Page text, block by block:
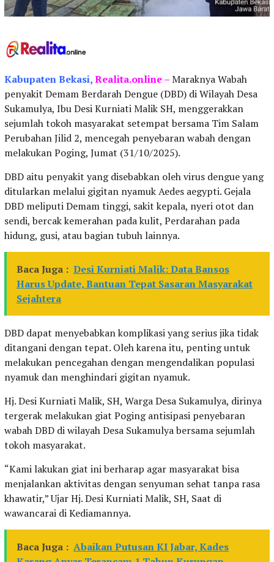
KabupatenBekasi,Realita.online –Maraknya Wabah
penyakit Demam Berdarah Dengue (DBD) di Wilayah Desa
Sukamulya, Ibu Desi Kurniati Malik SH, menggerakkan
sejumlah tokoh masyarakat setempat bersama Tim Salam
Perubahan Jilid 2, mencegah penyebaran wabah dengan
melakukan Poging, Jumat (31/10/2025).
DBD aitu penyakit yang disebabkan oleh virus dengue yang
ditularkan melalui gigitan nyamuk Aedes aegypti. Gejala
DBD meliputi Demam tinggi, sakit kepala, nyeri otot dan
sendi, bercak kemerahan pada kulit, Perdarahan pada
hidung, gusi, atau bagian tubuh lainnya.
Baca Juga : Desi Kurniati Malik: Data Bansos
Harus Update, Bantuan Tepat Sasaran Masyarakat
Sejahtera
DBD dapat menyebabkan komplikasi yang serius jika tidak
ditangani dengan tepat. Oleh karena itu, penting untuk
melakukan pencegahan dengan mengendalikan populasi
nyamuk dan menghindari gigitan nyamuk.
Hj. Desi Kurniati Malik, SH, Warga Desa Sukamulya, dirinya
tergerak melakukan giat Poging antisipasi penyebaran
wabah DBD di wilayah Desa Sukamulya bersama sejumlah
tokoh masyarakat.
“Kami lakukan giat ini berharap agar masyarakat bisa
menjalankan aktivitas dengan senyuman sehat tanpa rasa
khawatir,” Ujar Hj. Desi Kurniati Malik, SH, Saat di
wawancarai di Kediamannya.
Baca Juga : Abaikan Putusan KI Jabar, Kades